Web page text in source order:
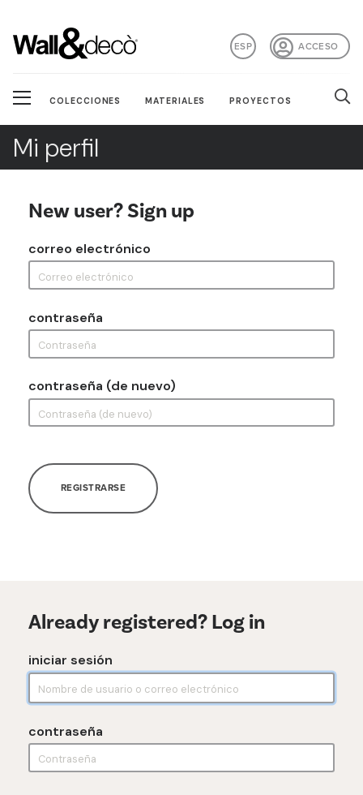
ACCESO
ESP
COLECCIONES MATERIALES PROYECTOS
Mi perfil
New user? Sign up
correo electrónico
contraseña
contraseña (de nuevo)
REGISTRARSE
Already registered? Log in
iniciar sesión
contraseña